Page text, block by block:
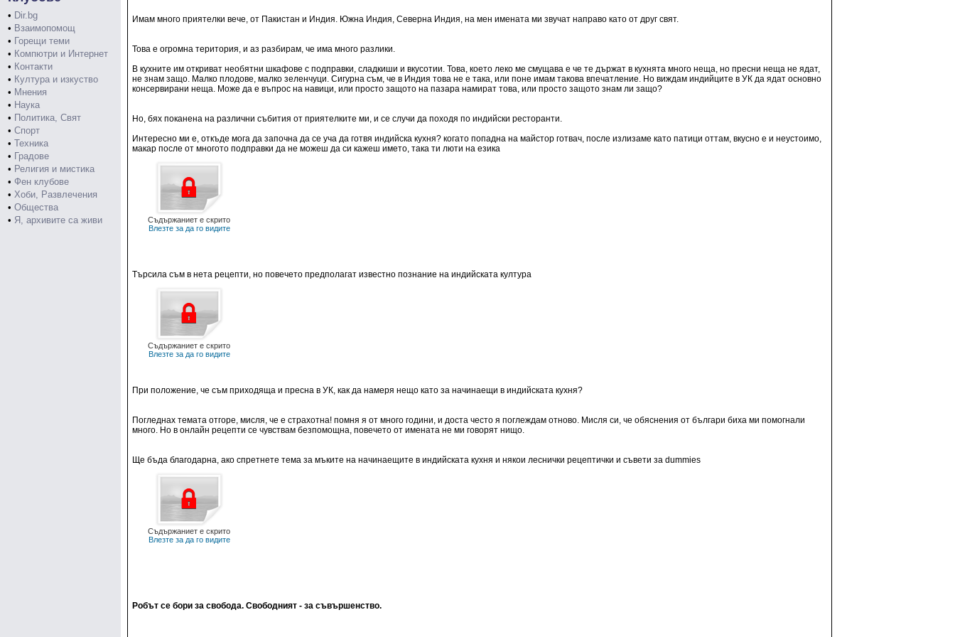
• Dir.bg
• Взаимопомощ
• Горещи теми
• Компютри и Интернет
• Контакти
• Култура и изкуство
• Мнения
• Наука
• Политика, Свят
• Спорт
• Техника
• Градове
• Религия и мистика
• Фен клубове
• Хоби, Развлечения
• Общества
• Я, архивите са живи
Имам много приятелки вече, от Пакистан и Индия. Южна Индия, Северна Индия, на мен имената ми звучат направо като от друг свят.
Това е огромна територия, и аз разбирам, че има много разлики.
В кухните им откриват необятни шкафове с подправки, сладкиши и вкусотии. Това, което леко ме смущава е че те държат в кухнята много неща, но пресни неща не ядат,
не знам защо. Малко плодове, малко зеленчуци. Сигурна съм, че в Индия това не е така, или поне имам такова впечатление. Но виждам индийците в УК да ядат основно
консервирани неща. Може да е въпрос на навици, или просто защото на пазара намират това, или просто защото знам ли защо?
Но, бях поканена на различни събития от приятелките ми, и се случи да походя по индийски ресторанти.
Интересно ми е, откъде мога да започна да се уча да готвя индийска кухня? когато попадна на майстор готвач, после излизаме като патици оттам, вкусно е и неустоимо,
макар после от многото подправки да не можеш да си кажеш името, така ти люти на езика
Съдържаниет е скрито
Влезте за да го видите
Търсила съм в нета рецепти, но повечето предполагат известно познание на индийската култура
Съдържаниет е скрито
Влезте за да го видите
При положение, че съм приходяща и пресна в УК, как да намеря нещо като за начинаещи в индийската кухня?
Погледнах темата отгоре, мисля, че е страхотна! помня я от много години, и доста често я поглеждам отново. Мисля си, че обяснения от българи биха ми помогнали
много. Но в онлайн рецепти се чувствам безпомощна, повечето от имената не ми говорят нищо.
Ще бъда благодарна, ако спретнете тема за мъките на начинаещите в индийската кухня и някои леснички рецептички и съвети за dummies
Съдържаниет е скрито
Влезте за да го видите
Робът се бори за свобода. Свободният - за съвършенство.